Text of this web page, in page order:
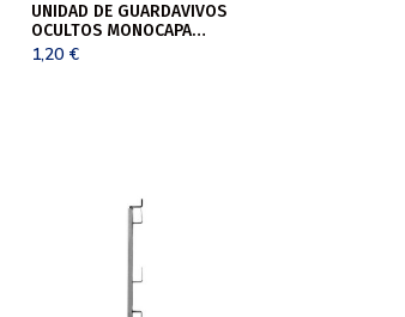
UNIDAD DE GUARDAVIVOS
OCULTOS MONOCAPA
FLECHA DE 2,50MT
1,20 €